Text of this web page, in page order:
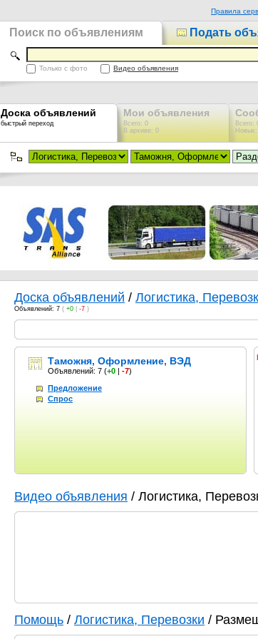
Правила
Поиск по объявлениям Подать
Только с фото Видео объявления
Доска объявлений
быстрый переход
Мои объявления
Всего: 0
В архиве: 0
Всего:
Доска объявлений / Логистика,
Объявлений: 7 ( +0 -7 )
Таможня, Оформление, ВЭД
Объявлений: 7 (+0 | -7)
Предложение
Спрос
Видео объявления / Логистика,
Помощь / Логистика, Перевозки /